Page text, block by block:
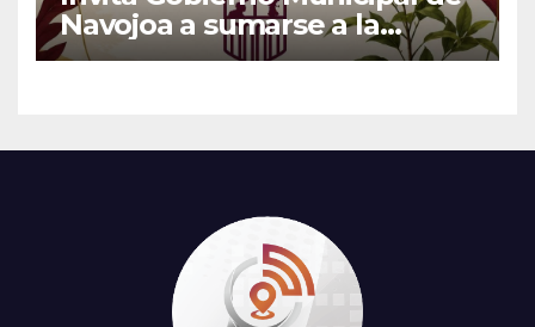
Navojoa a sumarse a la
Jornada Nacional de